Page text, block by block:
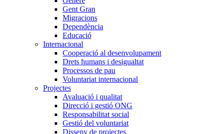
Gent Gran
Migracions
Dependència
Educació
Internacional
Cooperació al desenvolupament
Drets humans i desigualtat
Processos de pau
Voluntariat internacional
Projectes
Avaluació i qualitat
Direcció i gestió ONG
Responsabilitat social
Gestió del voluntariat
Disseny de projectes